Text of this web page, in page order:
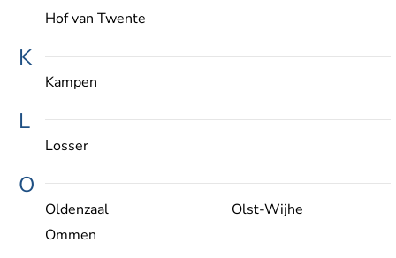
Hof van Twente
K
Kampen
L
Losser
O
Oldenzaal
Olst-Wijhe
Ommen